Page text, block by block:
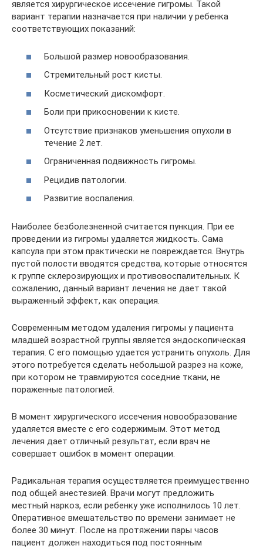
является хирургическое иссечение гигромы. Такой
вариант терапии назначается при наличии у ребенка
соответствующих показаний:
Большой размер новообразования.
Стремительный рост кисты.
Косметический дискомфорт.
Боли при прикосновении к кисте.
Отсутствие признаков уменьшения опухоли в
течение 2 лет.
Ограниченная подвижность гигромы.
Рецидив патологии.
Развитие воспаления.
Наиболее безболезненной считается пункция. При ее
проведении из гигромы удаляется жидкость. Сама
капсула при этом практически не повреждается. Внутрь
пустой полости вводятся средства, которые относятся
к группе склерозирующих и противовоспалительных. К
сожалению, данный вариант лечения не дает такой
выраженный эффект, как операция.
Современным методом удаления гигромы у пациента
младшей возрастной группы является эндоскопическая
терапия. С его помощью удается устранить опухоль. Для
этого потребуется сделать небольшой разрез на коже,
при котором не травмируются соседние ткани, не
пораженные патологией.
В момент хирургического иссечения новообразование
удаляется вместе с его содержимым. Этот метод
лечения дает отличный результат, если врач не
совершает ошибок в момент операции.
Радикальная терапия осуществляется преимущественно
под общей анестезией. Врачи могут предложить
местный наркоз, если ребенку уже исполнилось 10 лет.
Оперативное вмешательство по времени занимает не
более 30 минут. После на протяжении пары часов
пациент должен находиться под постоянным